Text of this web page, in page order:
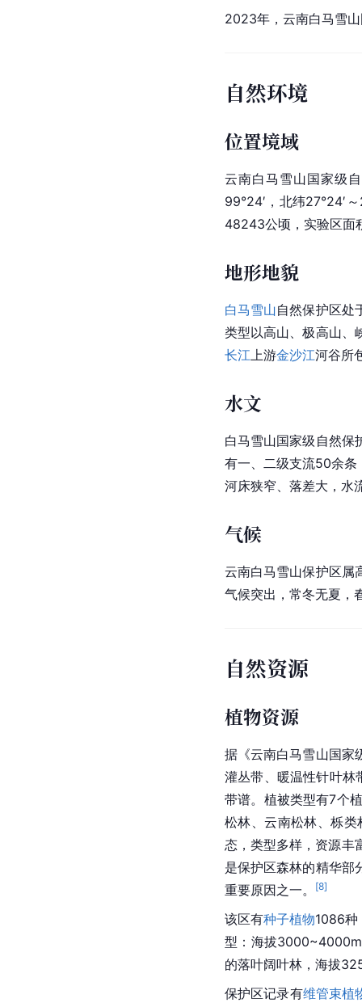
2023年，云南白马雪
自然环境
位置境域
云南白马雪山国家级
99°24′，北纬27°24′
48243公顷，实验区面
地形地貌
白马雪山自然保护区处
类型以高山、极高山、
长江 上游金沙江河谷所
水文
白马雪山国家级自然保
有一、二级支流50余条
河床狭窄、落差大，水
气候
云南白马雪山保护区属
气候突出，常冬无夏，
自然资源
植物资源
据《云南白马雪山国家
灌丛带、暖温性针叶林
带谱。植被类型有7个
松林、云南松林、栎
态，类型多样，资源丰
是保护区森林的精华部
重要原因之一。
[8]
该区有种子植物1086种
型：海拔
的落叶阔叶林，海拔
保护区记录有维管束植